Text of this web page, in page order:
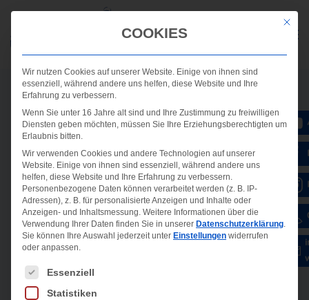
Mit
COOKIES
Wir nutzen Cookies auf unserer Website. Einige von ihnen sind
essenziell, während andere uns helfen, diese Website und Ihre
Erfahrung zu verbessern.
Wenn Sie unter 16 Jahre alt sind und Ihre Zustimmung zu freiwilligen
Diensten geben möchten, müssen Sie Ihre Erziehungsberechtigten um
Erlaubnis bitten.
Wir verwenden Cookies und andere Technologien auf unserer
Website. Einige von ihnen sind essenziell, während andere uns
helfen, diese Website und Ihre Erfahrung zu verbessern.
Personenbezogene Daten können verarbeitet werden (z. B. IP-
Adressen), z. B. für personalisierte Anzeigen und Inhalte oder
Anzeigen- und Inhaltsmessung. Weitere Informationen über die
Verwendung Ihrer Daten finden Sie in unserer Datenschutzerklärung.
Sie können Ihre Auswahl jederzeit unter Einstellungen widerrufen
oder anpassen.
Es folgt eine Liste der Service-Gruppen, für die
Essenziell
Statistiken